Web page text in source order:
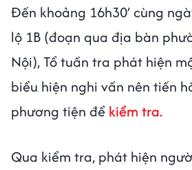
Đến khoảng 16h30’ cùng
lộ 1B (đoạn qua địa bàn
Nội), Tổ tuần tra phát hiện
biểu hiện nghi vấn nên tiến
phương tiện để kiểm tra.
Qua kiểm tra, phát hiện